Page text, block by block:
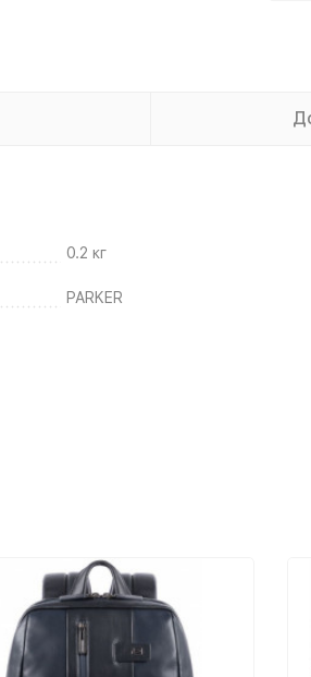
0.2 кг
PARKER